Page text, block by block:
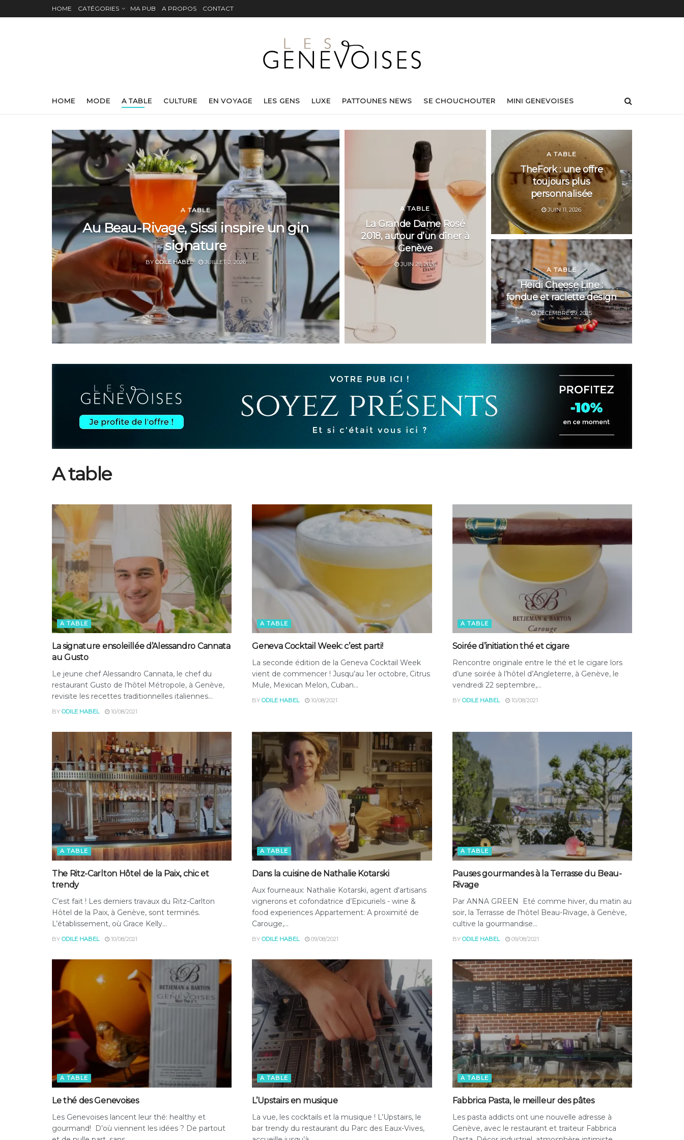
HOME CATÉGORIES MA PUB A PROPOS CONTACT
HOME MODE A TABLE CULTURE EN VOYAGE LES GENS LUXE PATTOUNES NEWS SE CHOUCHOUTER MINI GENEVOISES
A TABLE
Au Beau-Rivage, Sissi inspire un gin
signature
BY ODILE HABEL JUILLET 2, 2026
A TABLE
La Grande Dame Rosé
2018, autour d’un dîner à
Genève
JUIN 29, 2026
A TABLE
TheFork : une offre
toujours plus
personnalisée
JUIN 11, 2026
A TABLE
Heidi Cheese Line :
fondue et raclette design
DÉCEMBRE 29, 2025
A table
A TABLE
La signature ensoleillée d’Alessandro Cannata
au Gusto
Le jeune chef Alessandro Cannata, le chef du
restaurant Gusto de l’hôtel Métropole, à Genève,
revisite les recettes traditionnelles italiennes...
BY ODILE HABEL 10/08/2021
A TABLE
Geneva Cocktail Week: c’est parti!
La seconde édition de la Geneva Cocktail Week
vient de commencer ! Jusqu’au 1er octobre, Citrus
Mule, Mexican Melon, Cuban...
BY ODILE HABEL 10/08/2021
A TABLE
Soirée d’initiation thé et cigare
Rencontre originale entre le thé et le cigare lors
d’une soirée à l’hôtel d’Angleterre, à Genève, le
vendredi 22 septembre,...
BY ODILE HABEL 10/08/2021
A TABLE
The Ritz-Carlton Hôtel de la Paix, chic et
trendy
C’est fait ! Les derniers travaux du Ritz-Carlton
Hôtel de la Paix, à Genève, sont terminés.
L’établissement, où Grace Kelly...
BY ODILE HABEL 10/08/2021
A TABLE
Dans la cuisine de Nathalie Kotarski
Aux fourneaux: Nathalie Kotarski, agent d'artisans
vignerons et cofondatrice d’Epicuriels - wine &
food experiences Appartement: A proximité de
Carouge,...
BY ODILE HABEL 09/08/2021
A TABLE
Pauses gourmandes à la Terrasse du Beau-
Rivage
Par ANNA GREEN Eté comme hiver, du matin au
soir, la Terrasse de l’hôtel Beau-Rivage, à Genève,
cultive la gourmandise...
BY ODILE HABEL 09/08/2021
A TABLE
Le thé des Genevoises
Les Genevoises lancent leur thé: healthy et
gourmand! D’où viennent les idées ? De partout
A TABLE
L’Upstairs en musique
La vue, les cocktails et la musique ! L’Upstairs, le
bar trendy du restaurant du Parc des Eaux-Vives,
A TABLE
Fabbrica Pasta, le meilleur des pâtes
Les pasta addicts ont une nouvelle adresse à
Genève, avec le restaurant et traiteur Fabbrica